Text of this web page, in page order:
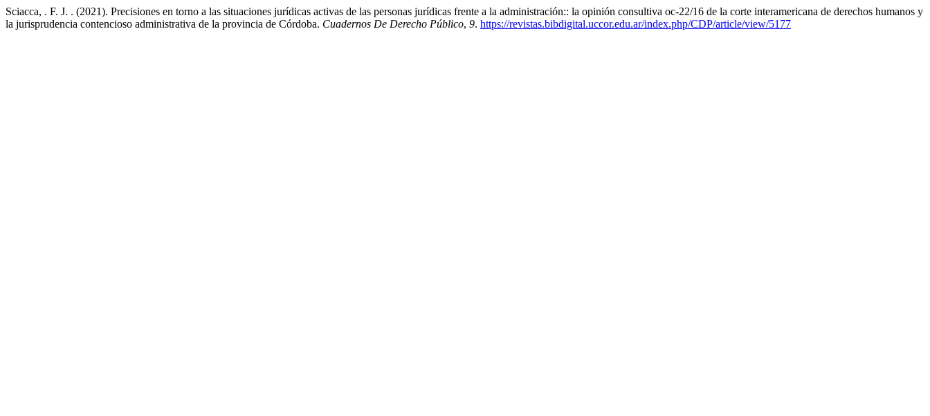
Sciacca, . F. J. . (2021). Precisiones en torno a las situaciones jurídicas activas de las personas jurídicas frente a la administración:: la opinión consultiva oc-22/16 de la corte interamericana de derechos humanos y
la jurisprudencia contencioso administrativa de la provincia de Córdoba. Cuadernos De Derecho Público, 9. https://revistas.bibdigital.uccor.edu.ar/index.php/CDP/article/view/5177